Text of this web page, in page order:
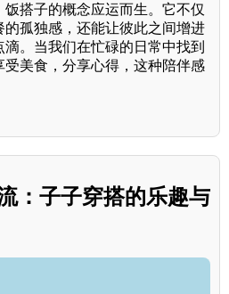
搭子的概念应运而生。它不仅
孤独感，还能让彼此之间增进
。当我们在忙碌的日常中找到
美食，分享心得，这种陪伴感
：子子穿搭的乐趣与